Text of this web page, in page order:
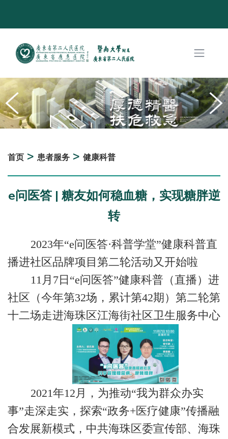
首页 > 患者服务 > 健康科普
e问医答 | 糖友如何稳血糖，实现糖胖逆
转
2023年“e问医答·科普学堂”健康科普直
播进社区品牌项目第二轮活动又开始啦
11月7日“e问医答”健康科普（直播）进
社区（今年第32场，累计第42期）第二轮第
十二场走进海珠区江海街社区卫生服务中心
2021年12月，为推动“我为群众办实
事”走深走实，探索“政务+医疗健康”传播融
合发展新模式，中共海珠区委宣传部、海珠